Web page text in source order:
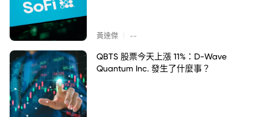
黃達傑 --
QBTS 股票今天上漲 11%：D-Wave
Quantum Inc. 發生了什麼事？